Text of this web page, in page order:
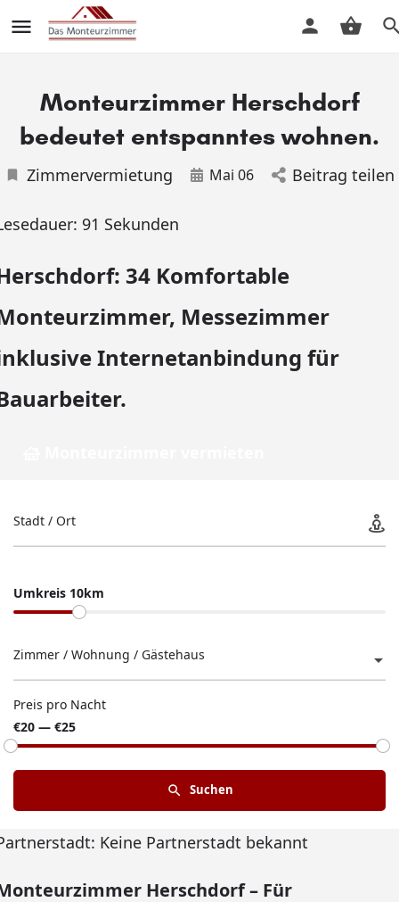
Monteurzimmer Herschdorf
bedeutet entspanntes wohnen.
Zimmervermietung Mai 06 Beitrag teilen
91 Sekunden
34 Komfortable
Messezimmer
Internetanbindung für
Stadt / Ort
Umkreis 10km
Zimmer / Wohnung / Gästehaus
Preis pro Nacht
€20 — €25
Suchen
Keine Partnerstadt bekannt
Herschdorf – Für